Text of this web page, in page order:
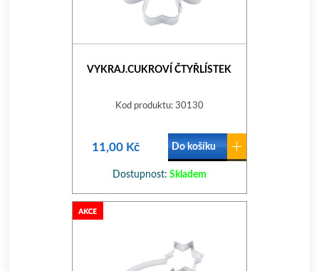
VYKRAJ.CUKROVÍ ČTYŘLÍSTEK
Kod produktu: 30130
11,00 Kč Do košíku
Dostupnost: Skladem